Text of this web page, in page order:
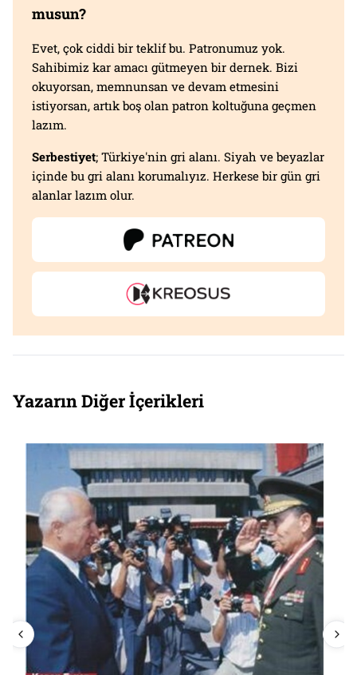
musun?
Evet, çok ciddi bir teklif bu. Patronumuz yok.
Sahibimiz kar amacı gütmeyen bir dernek. Bizi
okuyorsan, memnunsan ve devam etmesini
istiyorsan, artık boş olan patron koltuğuna geçmen
lazım.
Serbestiyet; Türkiye'nin gri alanı. Siyah ve beyazlar
içinde bu gri alanı korumalıyız. Herkese bir gün gri
alanlar lazım olur.
Yazarın Diğer İçerikleri